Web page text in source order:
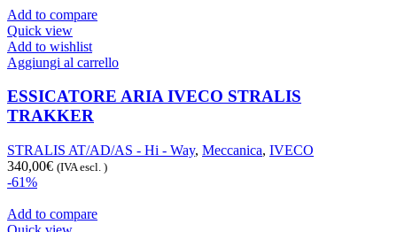
era:
782,00€.
Add to compare
Quick view
Add to wishlist
Aggiungi al carrello
ESSICATORE ARIA IVECO STRALIS
TRAKKER
STRALIS AT/AD/AS - Hi - Way, Meccanica, IVECO
340,00€ (IVA escl. )
-61%
Add to compare